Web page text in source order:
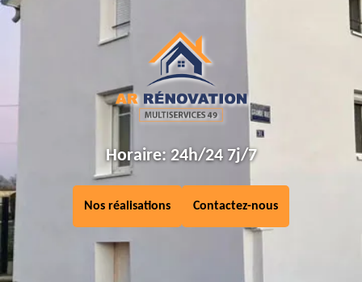
Horaire: 24h/24 7j/7
Nos réalisations Contactez-nous